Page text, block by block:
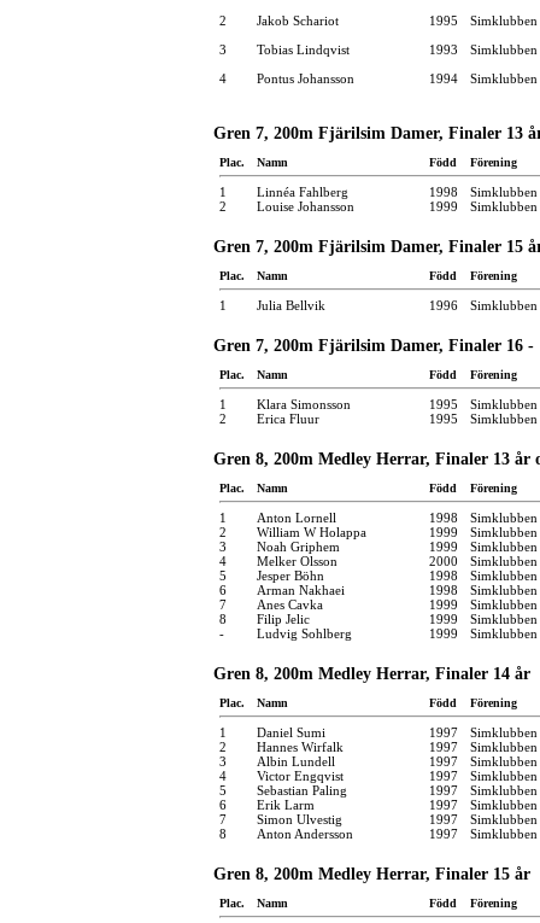
2 Jakob Schariot 1995
Simklubben
3
Tobias Lindqvist 1993
Simklubben
4
Pontus Johansson 1994
Gren 7, 200m Fjärilsim Damer, Finaler 13
Plac. Namn Född Förening
1 Linnéa Fahlberg 1998
2
Louise Johansson 1999
Gren 7, 200m Fjärilsim Damer, Finaler 15
Plac. Namn Född Förening
1 Julia Bellvik 1996 Simklubben
Gren 7, 200m Fjärilsim Damer, Finaler 16 -
Plac. Namn Född Förening
1 Klara Simonsson 1995
Simklubben
2
Erica Fluur 1995
Gren 8, 200m Medley Herrar, Finaler 13 år
Plac. Namn Född Förening
1 Anton Lornell 1998
2
William W Holappa 1999
3
Noah Griphem 1999
4
Melker Olsson 2000
5
Jesper Böhn 1998
Simklubben
6
Arman Nakhaei 1998
Simklubben
7
Anes Cavka 1999
8
Filip Jelic 1999
-
Ludvig Sohlberg 1999 Simklubben
Gren 8, 200m Medley Herrar, Finaler 14 år
Plac. Namn Född Förening
1 Daniel Sumi 1997
2
Hannes Wirfalk 1997
3
Albin Lundell 1997
4
Victor Engqvist 1997
Simklubben
5
Sebastian Paling 1997
Simklubben
6
Erik Larm 1997
Simklubben
7
Simon Ulvestig 1997
8
Anton Andersson 1997 Simklubben
Gren 8, 200m Medley Herrar, Finaler 15 år
Plac. Namn Född Förening